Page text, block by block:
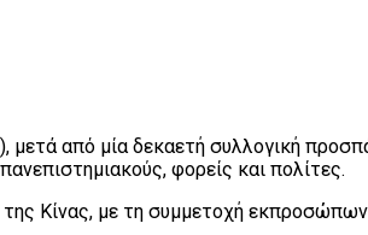
από μία δεκαετή συλλογική
φορείς και πολίτες.
Κίνας, με τη συμμετοχή